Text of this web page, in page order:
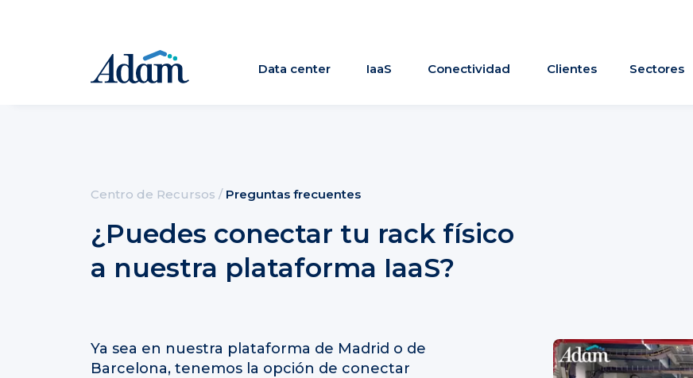
Data center IaaS Conectividad Clientes Sectores
Centro de Recursos / Preguntas frecuentes
¿Puedes conectar tu rack físico
a nuestra plataforma IaaS?
Ya sea en nuestra plataforma de Madrid o de
Barcelona, tenemos la opción de conectar